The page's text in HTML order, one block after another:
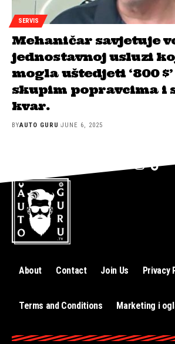
SERVIS
Mehaničar savjetuje
jednostavnoj usluzi
mogla uštedjeti ‘800
skupim popravcima i
kvar.
BYAUTO GURU JUNE 6, 2025
About Contact Join Us Privacy
Terms and Conditions Marketing i